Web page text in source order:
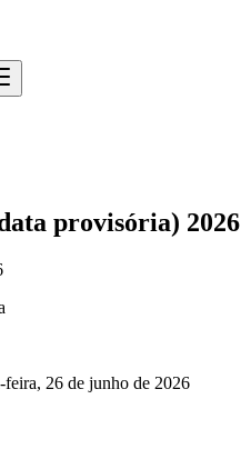
provisória) 2026
feira, 26 de junho de 2026